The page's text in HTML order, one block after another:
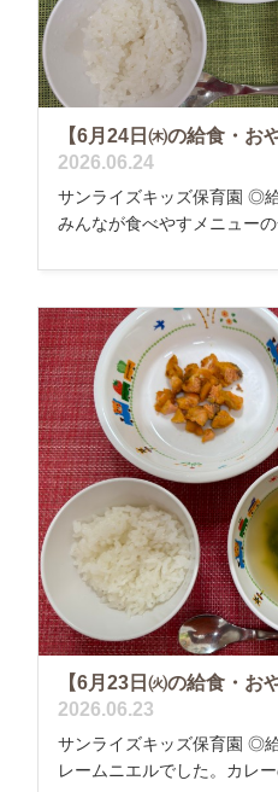
【6月24日㈭の給食・お
2026.06.24
サンライズキッズ保育園 ◎
みんなが食べやすメニュー
【6月23日㈫の給食・お
2026.06.23
サンライズキッズ保育園 ◎
レームニエルでした。カレ